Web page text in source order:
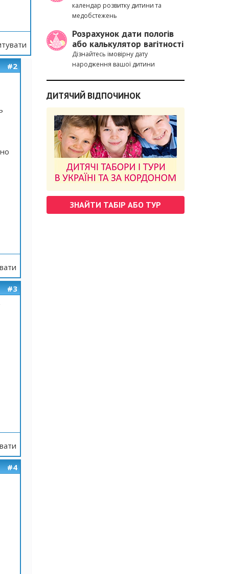
#2
#3
#4
календар розвитку дитини та
медобстежень
Розрахунок дати пологів
або калькулятор вагітності
Дізнайтесь імовірну дату
народження вашої дитини
ДИТЯЧИЙ ВІДПОЧИНОК
ЗНАЙТИ ТАБІР АБО ТУР